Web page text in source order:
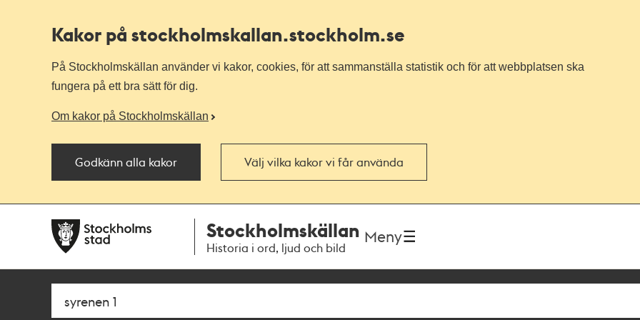
Kakor på stockholmskallan.stockholm.se
På Stockholmskällan använder vi kakor, cookies, för att sammanställa statistik och för att webbplatsen ska
fungera på ett bra sätt för dig.
Om kakor på Stockholmskällan
Godkänn alla kakor Välj vilka kakor vi får använda
navigationen
huvudinnehållet
Stockholmskällan
Historia i ord, ljud och bild
Meny
Sök